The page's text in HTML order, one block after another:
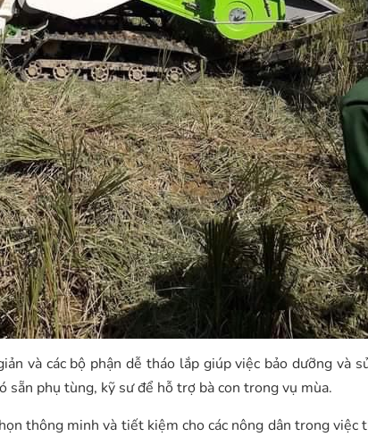
và các bộ phận dễ tháo lắp giúp việc bảo dưỡng và
sẵn phụ tùng, kỹ sư để hỗ trợ bà con trong vụ mùa.
thông minh và tiết kiệm cho các nông dân trong